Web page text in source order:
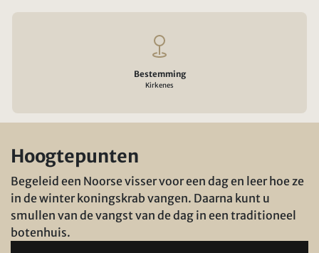
Bestemming
Kirkenes
Hoogtepunten
Begeleid een Noorse visser voor een dag en leer hoe ze
in de winter koningskrab vangen. Daarna kunt u
smullen van de vangst van de dag in een traditioneel
botenhuis.